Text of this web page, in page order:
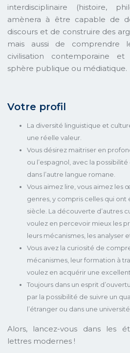
interdisciplinaire (histoire,
amènera à être capable de
discours et de construire des
mais aussi de comprendre
civilisation contemporaine et
sphère publique ou médiatique.
Votre profil
La diversité linguistique et
une réelle valeur.
Vous désirez maitriser en
ou l’espagnol, avec la
dans l’autre langue romane.
Vous aimez lire, vous aimez les
genres, y compris celles qui
siècle. La découverte d’autres
voulez en percevoir mieux les
leurs mécanismes, les analyser
Vous avez la curiosité de
mécanismes, leur formation à
voulez en acquérir une
Toujours dans un esprit
par la possibilité de suivre un
l’étranger ou dans une
Alors, lancez-vous dans les
lettres modernes !